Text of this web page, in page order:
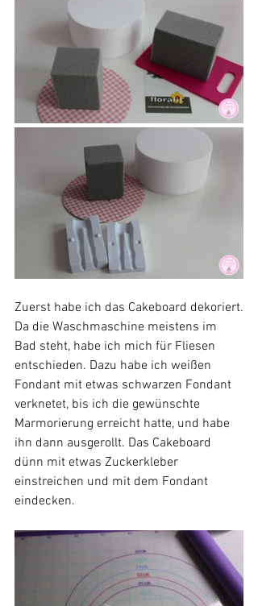
Zuerst habe ich das Cakeboard dekoriert.
Da die Waschmaschine meistens im
Bad steht, habe ich mich für Fliesen
entschieden. Dazu habe ich weißen
Fondant mit etwas schwarzen Fondant
verknetet, bis ich die gewünschte
Marmorierung erreicht hatte, und habe
ihn dann ausgerollt. Das Cakeboard
dünn mit etwas Zuckerkleber
einstreichen und mit dem Fondant
eindecken.